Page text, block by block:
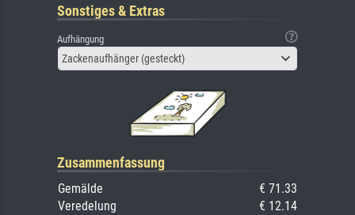
Sonstiges & Extras
Aufhängung
Zackenaufhänger (gesteckt)
Zusammenfassung
Gemälde
€ 71.33
Veredelung
€ 12.14